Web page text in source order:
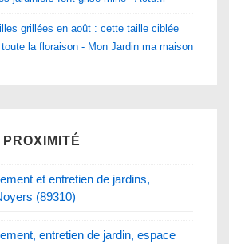
grillées en août : cette taille ciblée
la floraison - Mon Jardin ma maison
et entretien de jardins,
(89310)
entretien de jardin, espace